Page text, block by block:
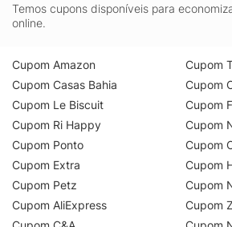
Temos cupons disponíveis para
online.
Cupom Amazon
Cupom Casas Bahia
Cupom Le Biscuit
Cupom Ri Happy
Cupom Ponto
Cupom Extra
Cupom Petz
Cupom AliExpress
Cupom
Cupom
Cupom
Cupom
Cupom
Cupom
Cupom
Cupom